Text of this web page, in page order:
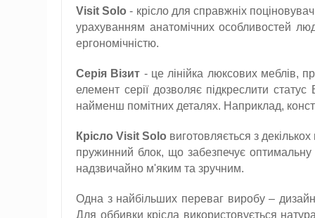
Visit Solo - крісло для справжніх
урахуванням анатомічних особливостей
ергономічністю.
Серія Візит - це лінійка люксових меблів,
елемент серії дозволяє підкреслити
найменш помітних деталях. Наприклад,
Крісло Visit Solo виготовляється з
пружинний блок, що забезпечує
надзвичайно м'яким та зручним.
Одна з найбільших переваг виробу –
Для оббивки крісла використовується